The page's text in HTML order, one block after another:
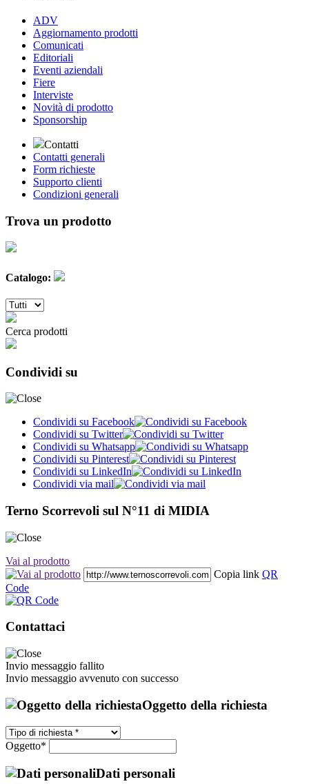
ADV
Aggiornamento prodotti
Comunicati
Editoriali
Eventi aziendali
Fiere
Interviste
Novità di prodotto
Sponsorship
Contatti
Contatti generali
Form richieste
Supporto clienti
Condizioni generali
Trova un prodotto
Catalogo:
Cerca prodotti
Condividi su
Condividi su Facebook
Condividi su Twitter
Condividi su Whatsapp
Condividi su Pinterest
Condividi su LinkedIn
Condividi via mail
Terno Scorrevoli sul N°11 di MIDIA
Vai al prodotto
Copia link QR
Code
Contattaci
Invio messaggio fallito
Invio messaggio avvenuto con successo
Oggetto della richiesta
Oggetto*
Dati personali